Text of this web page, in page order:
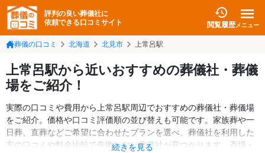
評判の良い葬儀社に
依頼できる口コミサイト
閲覧履歴メニュー
葬儀の口コミ 北海道 北見市 上常呂駅
上常呂駅から近いおすすめの葬儀社・葬儀
場をご紹介！
実際の口コミや費用から上常呂駅周辺でおすすめの葬儀社・葬儀場
をご紹介。価格や口コミ評価順の並び替えも可能です。家族葬や一
日葬、直葬などご希望に合わせたプランを選べ、葬儀社を利用した
方の口コミや料金比較で失敗しない葬儀社が見つかります。斎場・
続きを見る